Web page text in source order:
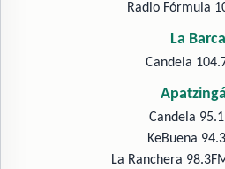
Radio Fórmula
La Barca
Candela
Candela
KeBuena
La Ranchera